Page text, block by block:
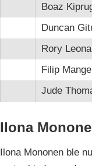
Boaz
Duncan
Rory
Filip
Jude
Ilona
Ilona Mononen ble